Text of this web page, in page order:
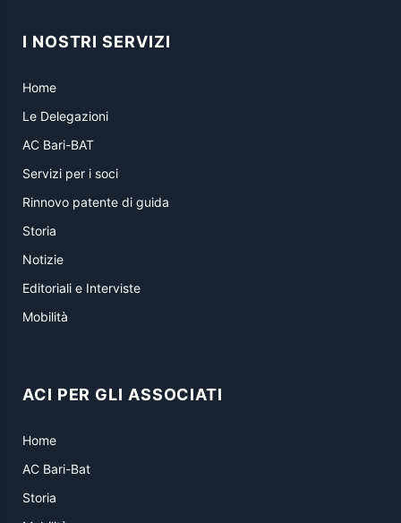
I NOSTRI SERVIZI
Home
Le Delegazioni
AC Bari-BAT
Servizi per i soci
Rinnovo patente di guida
Storia
Notizie
Editoriali e Interviste
Mobilità
ACI PER GLI ASSOCIATI
Home
AC Bari-Bat
Storia